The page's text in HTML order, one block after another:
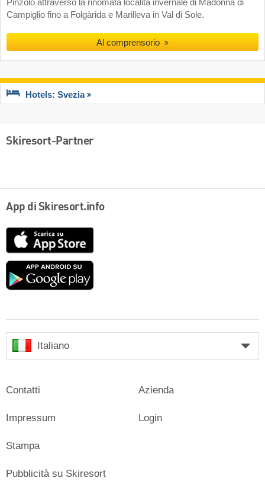
Pinzolo attraverso la rinomata località invernale di Madonna di
Campiglio fino a Folgàrida e Marilleva in Val di Sole.
Al comprensorio
Hotels: Svezia
Skiresort-Partner
App di Skiresort.info
Google
Italiano
Contatti
Impressum
Stampa
Azienda
Login
Pubblicità su Skiresort